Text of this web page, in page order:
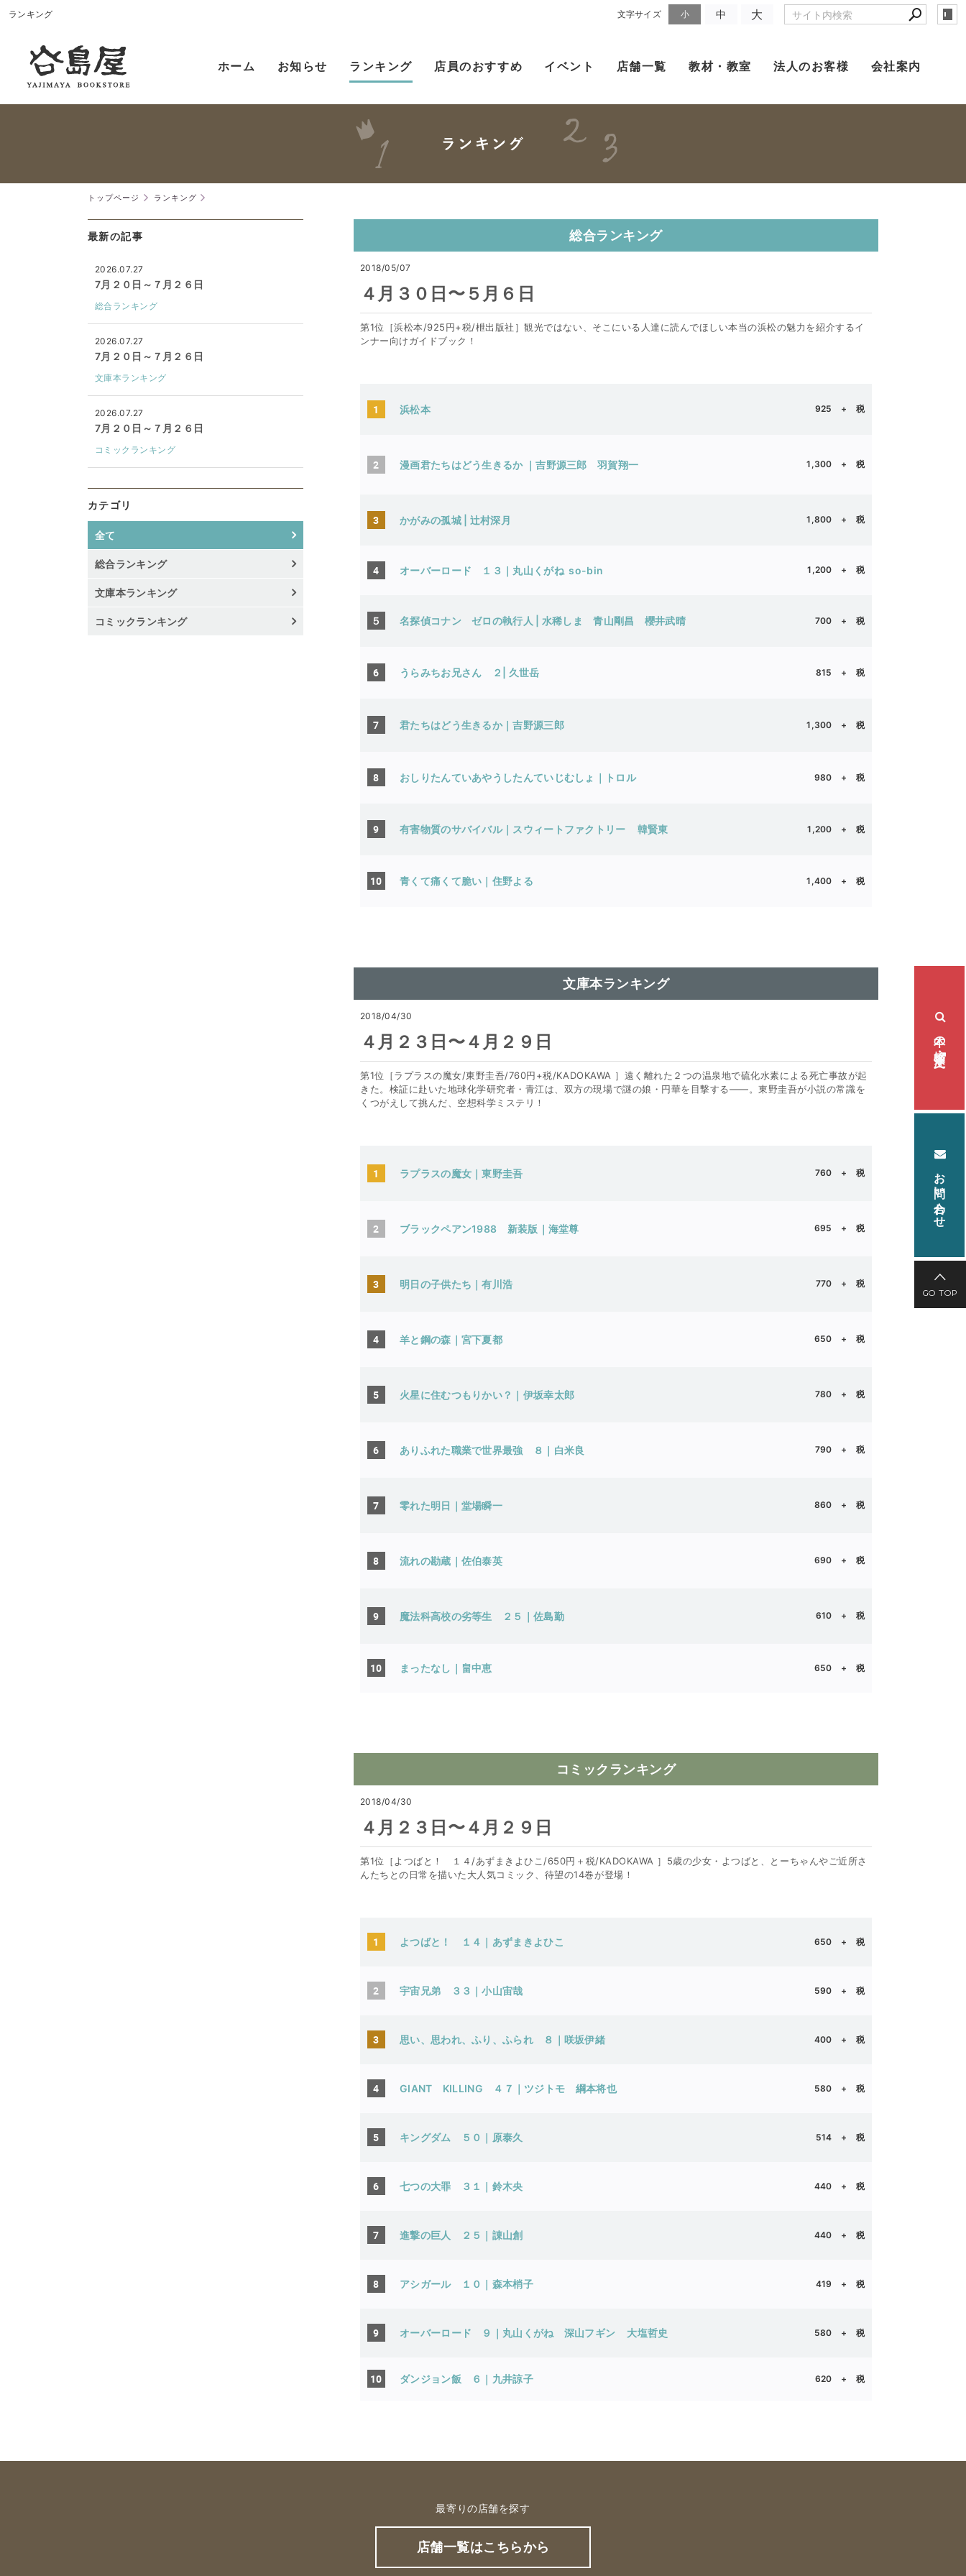
ランキング 文字サイズ 小 中 大
本の検索・注文
お問い合わせ
GO TOP
ホーム お知らせ ランキング 店員のおすすめ イベント 店舗一覧 教材・教室 法人のお客様 会社案内
トップページ ランキング
総合ランキング
2018/05/07
４月３０日〜５月６日
第1位［浜松本/925円+税/枻出版社］観光ではない、そこにいる人達に読んでほしい本当の浜松の魅力を紹介するイ
ンナー向けガイドブック！
1 浜松本 925 + 税
2 漫画君たちはどう生きるか ｜吉野源三郎 羽賀翔一 1,300 + 税
3 かがみの孤城 | 辻村深月 1,800 + 税
4 オーバーロード １３｜丸山くがね so-bin 1,200 + 税
５ 名探偵コナン ゼロの執行人 | 水稀しま 青山剛昌 櫻井武晴 700 + 税
6 うらみちお兄さん ２| 久世岳 815 + 税
7 君たちはどう生きるか｜吉野源三郎 1,300 + 税
8 おしりたんていあやうしたんていじむしょ｜トロル 980 + 税
9 有害物質のサバイバル｜スウィートファクトリー 韓賢東 1,200 + 税
10 青くて痛くて脆い｜住野よる 1,400 + 税
文庫本ランキング
2018/04/30
４月２３日〜４月２９日
第1位［ラプラスの魔女/東野圭吾/760円+税/KADOKAWA ］遠く離れた２つの温泉地で硫化水素による死亡事故が起
きた。検証に赴いた地球化学研究者・青江は、双方の現場で謎の娘・円華を目撃する――。東野圭吾が小説の常識を
くつがえして挑んだ、空想科学ミステリ！
1 ラプラスの魔女｜東野圭吾 760 + 税
2 ブラックペアン1988 新装版｜海堂尊 695 + 税
3 明日の子供たち｜有川浩 770 + 税
4 羊と鋼の森｜宮下夏都 650 + 税
5 火星に住むつもりかい？｜伊坂幸太郎 780 + 税
6 ありふれた職業で世界最強 ８｜白米良 790 + 税
7 零れた明日｜堂場瞬一 860 + 税
8 流れの勘蔵｜佐伯泰英 690 + 税
9 魔法科高校の劣等生 ２５｜佐島勤 610 + 税
10 まったなし｜畠中恵 650 + 税
コミックランキング
2018/04/30
４月２３日〜４月２９日
第1位［よつばと！ １４/あずまきよひこ/650円＋税/KADOKAWA ］5歳の少女・よつばと、とーちゃんやご近所さ
んたちとの日常を描いた大人気コミック、待望の14巻が登場！
1 よつばと！ １４｜あずまきよひこ 650 + 税
2 宇宙兄弟 ３３｜小山宙哉 590 + 税
3 思い、思われ、ふり、ふられ ８｜咲坂伊緒 400 + 税
4 GIANT KILLING ４７｜ツジトモ 綱本将也 580 + 税
5 キングダム ５０｜原泰久 514 + 税
6 七つの大罪 ３１｜鈴木央 440 + 税
7 進撃の巨人 ２５｜諌山創 440 + 税
8 アシガール １０｜森本梢子 419 + 税
9 オーバーロード ９｜丸山くがね 深山フギン 大塩哲史 580 + 税
10 ダンジョン飯 ６｜九井諒子 620 + 税
最新の記事
2026.07.27
7月２０日～７月２６日
総合ランキング
2026.07.27
7月２０日～７月２６日
文庫本ランキング
2026.07.27
7月２０日～７月２６日
コミックランキング
カテゴリ
全て
総合ランキング
文庫本ランキング
コミックランキング
最寄りの店舗を探す
店舗一覧はこちらから